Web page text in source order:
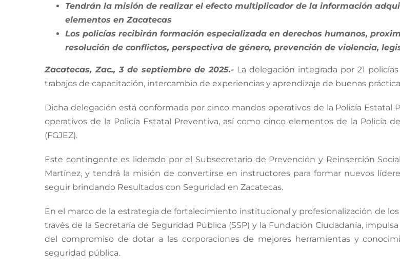
Tendrán la misión de realizar el efecto multiplicador de la información
elementos en Zacatecas
Los policías recibirán formación especializada en derechos humanos,
resolución de conflictos, perspectiva de género, prevención de violencia,
Zacatecas, Zac., 3 de septiembre de 2025.- La delegación integrada por 21
trabajos de capacitación, intercambio de experiencias y aprendizaje de buenas
Dicha delegación está conformada por cinco mandos operativos de la Policía Estatal
operativos de la Policía Estatal Preventiva, así como cinco elementos de la Policía
(FGJEZ).
Este contingente es liderado por el Subsecretario de Prevención y Reinserción
Martínez, y tendrá la misión de convertirse en instructores para formar nuevos
seguir brindando Resultados con Seguridad en Zacatecas.
En el marco de la estrategia de fortalecimiento institucional y profesionalización de
través de la Secretaría de Seguridad Pública (SSP) y la Fundación Ciudadanía,
del compromiso de dotar a las corporaciones de mejores herramientas y
seguridad pública.